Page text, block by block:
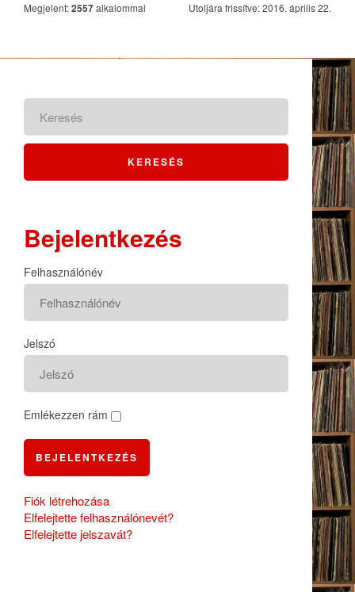
Megjelent:2557alkalommal Utoljára frissítve: 2016. április 22.
Bejelentkezés
Felhasználónév
Jelszó
Emlékezzen rám
BEJELENTKEZÉS
Fiók létrehozása
Elfelejtette felhasználónevét?
Elfelejtette jelszavát?